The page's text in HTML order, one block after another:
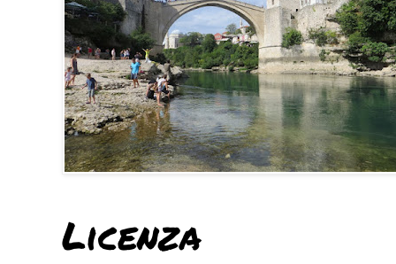
Licenza